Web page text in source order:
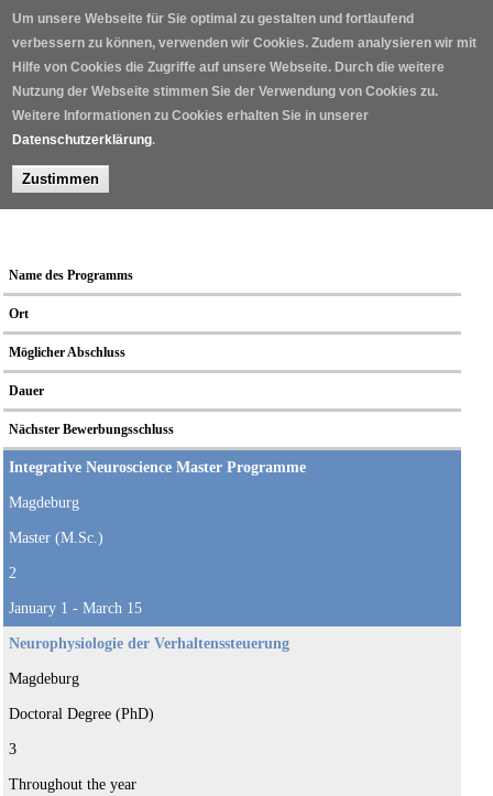
Um unsere Webseite für Sie optimal zu gestalten und fortlaufend
verbessern zu können, verwenden wir Cookies. Zudem analysieren wir mit
Hilfe von Cookies die Zugriffe auf unsere Webseite. Durch die weitere
Nutzung der Webseite stimmen Sie der Verwendung von Cookies zu.
Weitere Informationen zu Cookies erhalten Sie in unserer
Datenschutzerklärung.
Zustimmen
Direkt zum Inhalt
Home /Studienprogramme
Name des Programms
Ort
Möglicher Abschluss
Dauer
Nächster Bewerbungsschluss
Integrative Neuroscience Master Programme
Magdeburg
Master (M.Sc.)
2
January 1 - March 15
Neurophysiologie der Verhaltenssteuerung
Magdeburg
Doctoral Degree (PhD)
3
Throughout the year